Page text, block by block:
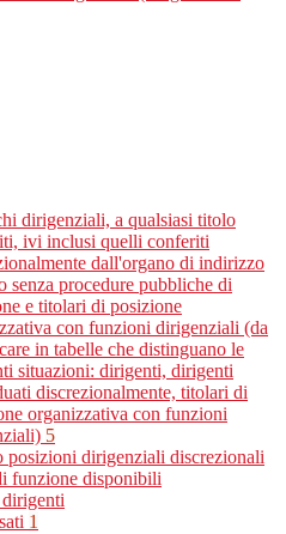
dirigenziali, a qualsiasi titolo
ivi inclusi quelli conferiti
dall'organo di indirizzo
senza procedure pubbliche di
e titolari di posizione
con funzioni dirigenziali (da
in tabelle che distinguano le
situazioni: dirigenti, dirigenti
discrezionalmente, titolari di
organizzativa con funzioni
5
posizioni dirigenziali discrezionali
funzione disponibili
1